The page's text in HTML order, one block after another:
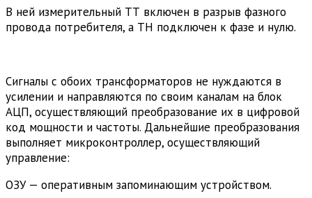
В ней измерительный ТТ включен в разрыв фазного
провода потребителя, а ТН подключен к фазе и нулю.
Сигналы с обоих трансформаторов не нуждаются в
усилении и направляются по своим каналам на блок
АЦП, осуществляющий преобразование их в цифровой
код мощности и частоты. Дальнейшие преобразования
выполняет микроконтроллер, осуществляющий
управление:
ОЗУ — оперативным запоминающим устройством.